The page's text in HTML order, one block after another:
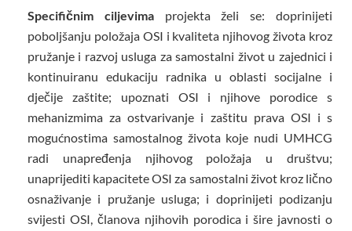
Specifičnim ciljevimaprojekta želi se: doprinijeti
poboljšanju položaja OSI i kvaliteta njihovog života kroz
pružanje i razvoj usluga za samostalni život u zajednici i
kontinuiranu edukaciju radnika u oblasti socijalne i
dječije zaštite; upoznati OSI i njihove porodice s
mehanizmima za ostvarivanje i zaštitu prava OSI i s
mogućnostima samostalnog života koje nudi UMHCG
radi unapređenja njihovog položaja u društvu;
unaprijediti kapacitete OSI za samostalni život kroz lično
osnaživanje i pružanje usluga; i doprinijeti podizanju
svijesti OSI, članova njihovih porodica i šire javnosti o